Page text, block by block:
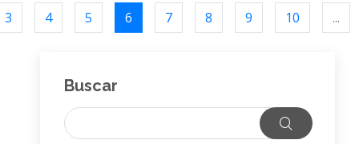
3 4 5 6 7 8 9 10 ...
Buscar